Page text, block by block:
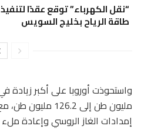
“نقل الكهرباء” توقع عقدًا
طاقة الرياح بخليج السويس
مليون طن إلى
إمدادات الغاز الروسي وإعادة